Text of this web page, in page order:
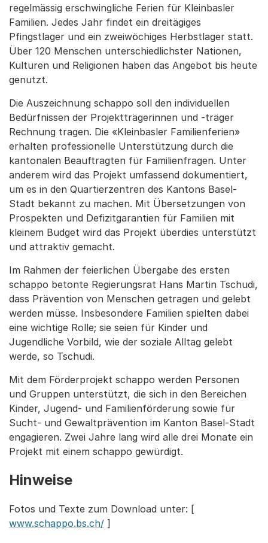
regelmässig erschwingliche Ferien für Kleinbasler
Familien. Jedes Jahr findet ein dreitägiges
Pfingstlager und ein zweiwöchiges Herbstlager statt.
Über 120 Menschen unterschiedlichster Nationen,
Kulturen und Religionen haben das Angebot bis heute
genutzt.
Die Auszeichnung schappo soll den individuellen
Bedürfnissen der Projektträgerinnen und -träger
Rechnung tragen. Die «Kleinbasler Familienferien»
erhalten professionelle Unterstützung durch die
kantonalen Beauftragten für Familienfragen. Unter
anderem wird das Projekt umfassend dokumentiert,
um es in den Quartierzentren des Kantons Basel-
Stadt bekannt zu machen. Mit Übersetzungen von
Prospekten und Defizitgarantien für Familien mit
kleinem Budget wird das Projekt überdies unterstützt
und attraktiv gemacht.
Im Rahmen der feierlichen Übergabe des ersten
schappo betonte Regierungsrat Hans Martin Tschudi,
dass Prävention von Menschen getragen und gelebt
werden müsse. Insbesondere Familien spielten dabei
eine wichtige Rolle; sie seien für Kinder und
Jugendliche Vorbild, wie der soziale Alltag gelebt
werde, so Tschudi.
Mit dem Förderprojekt schappo werden Personen
und Gruppen unterstützt, die sich in den Bereichen
Kinder, Jugend- und Familienförderung sowie für
Sucht- und Gewaltprävention im Kanton Basel-Stadt
engagieren. Zwei Jahre lang wird alle drei Monate ein
Projekt mit einem schappo gewürdigt.
Hinweise
Fotos und Texte zum Download unter: [
www.schappo.bs.ch/ ]